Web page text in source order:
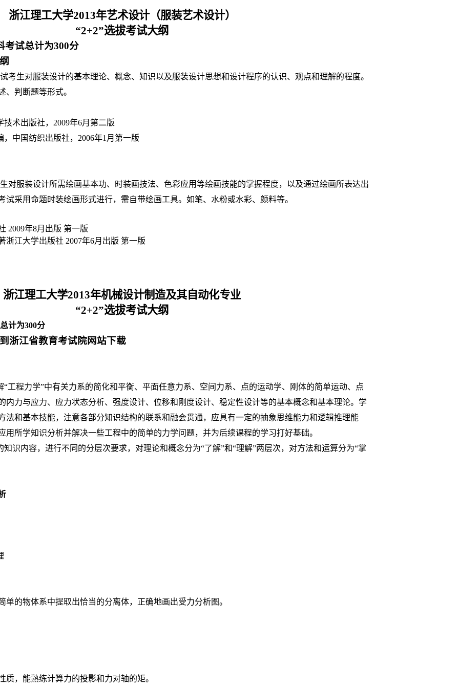
浙江理工大学2013年艺术设计（服装艺术设计）
“2+2”选拔考试大纲
考试总计为300分
考生对服装设计的基本理论、概念、知识以及服装设计思想和设计程序的认识、观点和理解的程度。
、判断题等形式。
术出版社， 2009年6月第二版
中国纺织出版社， 2006年1 月第一版
对服装设计所需绘画基本功、时装画技法、色彩应用等绘画技能的掌握程度，以及通过绘画所表达出
采用命题时装绘画形式进行，需自带绘画工具。如笔、水粉或水彩、颜料等。
2009年8月出版 第一版
浙江大学出版社 2007年6月出版 第一版
浙江理工大学2013年机械设计制造及其自动化专业
“2+2”选拔考试大纲
计为300分
浙江省教育考试院网站下载
工程力学”中有关力系的简化和平衡、平面任意力系、空间力系、点的运动学、刚体的简单运动、点
内力与应力、应力状态分析、强度设计、位移和刚度设计、稳定性设计等的基本概念和基本理论。学
法和基本技能，注意各部分知识结构的联系和融会贯通，应具有一定的抽象思维能力和逻辑推理能
所学知识分析并解决一些工程中的简单的力学问题，并为后续课程的学习打好基础。
识内容，进行不同的分层次要求，对理论和概念分为“了解”和“理解”两层次，对方法和运算分为“掌
单的物体系中提取出恰当的分离体，正确地画出受力分析图。
，能熟练计算力的投影和力对轴的矩。